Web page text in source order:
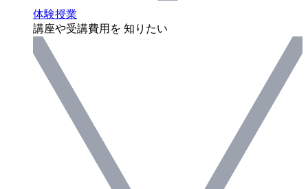
体験授業
講座や受講費用を 知りたい